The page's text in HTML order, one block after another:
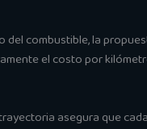
combustible, la
el costo por
asegura que